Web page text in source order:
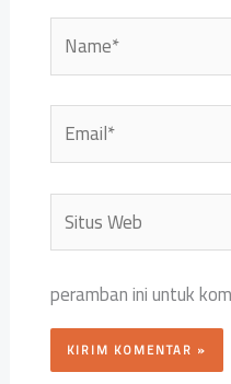
Name*
Email*
Situs
Web
peramban ini untuk